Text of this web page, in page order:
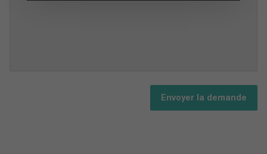
Envoyer la demande